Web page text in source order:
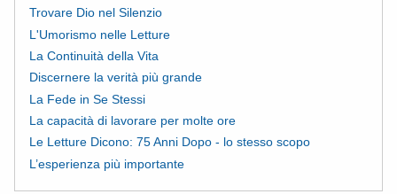
Trovare Dio nel Silenzio
L'Umorismo nelle Letture
La Continuità della Vita
Discernere la verità più grande
La Fede in Se Stessi
La capacità di lavorare per molte ore
Le Letture Dicono: 75 Anni Dopo - lo stesso scopo
L’esperienza più importante